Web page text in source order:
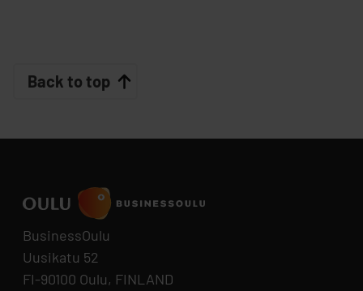
Back to top
BusinessOulu
Uusikatu 52
FI-90100 Oulu, FINLAND